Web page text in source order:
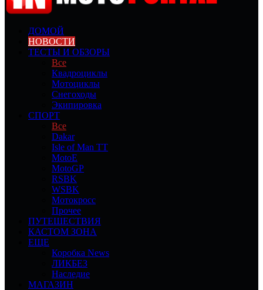
ДОМОЙ
НОВОСТИ
ТЕСТЫ И ОБЗОРЫ
Все
Квадроциклы
Мотоциклы
Снегоходы
Экипировка
СПОРТ
Все
Dakar
Isle of Man TT
MotoE
MotoGP
RSBK
WSBK
Мотокросс
Прочее
ПУТЕШЕСТВИЯ
КАСТОМ ЗОНА
ЕЩЕ
Коробка News
ЛИКБЕЗ
Наследие
МАГАЗИН